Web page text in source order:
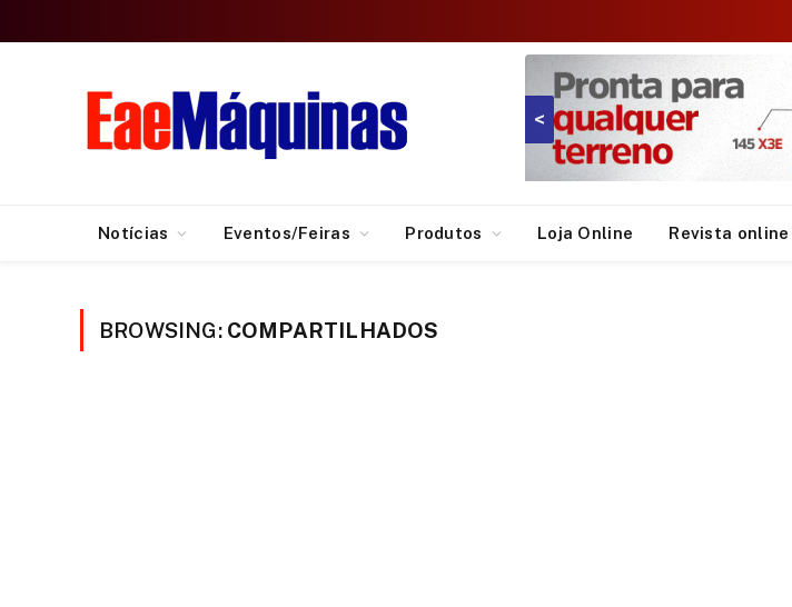
<
Notícias Eventos/Feiras Produtos Loja Online Revista online
BROWSING: COMPARTILHADOS